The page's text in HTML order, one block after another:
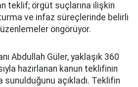
teklif; örgüt suçlarına ilişkin
ve infaz süreçlerinde belirli
öngörüyor.
Abdullah Güler, yaklaşık 360
hazırlanan kanun teklifinin
sunulduğunu açıkladı. Teklifin